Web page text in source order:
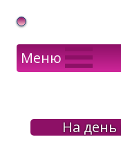
Gif Открытки в
Меню
На день